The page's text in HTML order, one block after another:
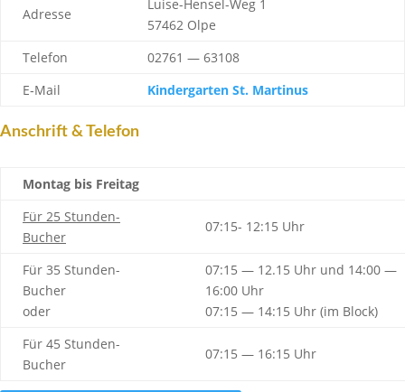
Adresse
Luise-Hensel-Weg 1
57462 Olpe
Telefon
02761 — 63108
E‑Mail
Kinder­garten St. Martinus
Anschrift & Telefon
Montag bis Freitag
Für 25 Stunden-
Bucher
07:15- 12:15 Uhr
Für 35 Stunden-
Bucher
oder
07:15 — 12.15 Uhr und 14:00 —
16:00 Uhr
07:15 — 14:15 Uhr (im Block)
Für 45 Stunden-
Bucher
07:15 — 16:15 Uhr